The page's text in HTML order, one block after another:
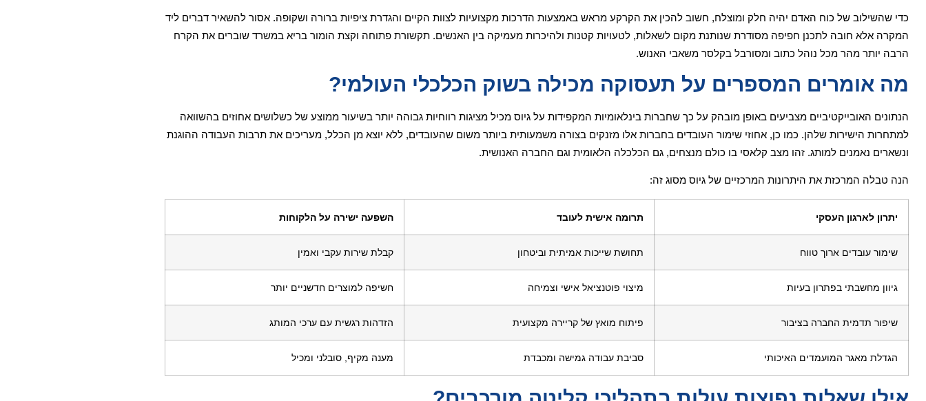
כדי שהשילוב של כוח האדם יהיה חלק ומוצלח, חשוב להכין את הקרקע מראש באמצעות הדרכות מקצועיות לצוות הקיים והגדרת ציפיות ברורה ושקופה. אסור להשאיר דברים ליד
המקרה אלא חובה לתכנן חפיפה מסודרת שנותנת מקום לשאלות, לטעויות קטנות ולהיכרות מעמיקה בין האנשים. תקשורת פתוחה וקצת הומור בריא במשרד שוברים את הקרח
הרבה יותר מהר מכל נוהל כתוב ומסורבל בקלסר משאבי האנוש.
מה אומרים המספרים על תעסוקה מכילה בשוק הכלכלי העולמי?
הנתונים האובייקטיביים מצביעים באופן מובהק על כך שחברות בינלאומיות המקפידות על גיוס מכיל מציגות רווחיות גבוהה יותר בשיעור ממוצע של כשלושים אחוזים בהשוואה
למתחרות הישירות שלהן. כמו כן, אחוזי שימור העובדים בחברות אלו מזנקים בצורה משמעותית ביותר משום שהעובדים, ללא יוצא מן הכלל, מעריכים את תרבות העבודה ההוגנת
ונשארים נאמנים למותג. זהו מצב קלאסי בו כולם מנצחים, גם הכלכלה הלאומית וגם החברה האנושית.
הנה טבלה המרכזת את היתרונות המרכזיים של גיוס מסוג זה:
יתרון לארגון העסקי תרומה אישית לעובד השפעה ישירה על הלקוחות
שימור עובדים ארוך טווח תחושת שייכות אמיתית וביטחון קבלת שירות עקבי ואמין
גיוון מחשבתי בפתרון בעיות מיצוי פוטנציאל אישי וצמיחה חשיפה למוצרים חדשניים יותר
שיפור תדמית החברה בציבור פיתוח מואץ של קריירה מקצועית הזדהות רגשית עם ערכי המותג
הגדלת מאגר המועמדים האיכותי סביבת עבודה גמישה ומכבדת מענה מקיף, סובלני ומכיל